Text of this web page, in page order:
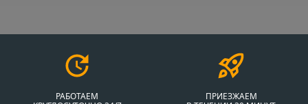
РАБОТАЕМ
ПРИЕЗЖАЕМ